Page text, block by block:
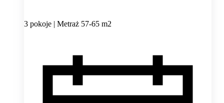
3 pokoje | Metraż 57-65 m2